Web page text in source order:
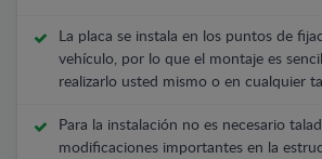
La placa se instala en los puntos de
vehículo, por lo que el montaje es
realizarlo usted mismo o en cualquier
Para la instalación no es necesario
modificaciones importantes en la